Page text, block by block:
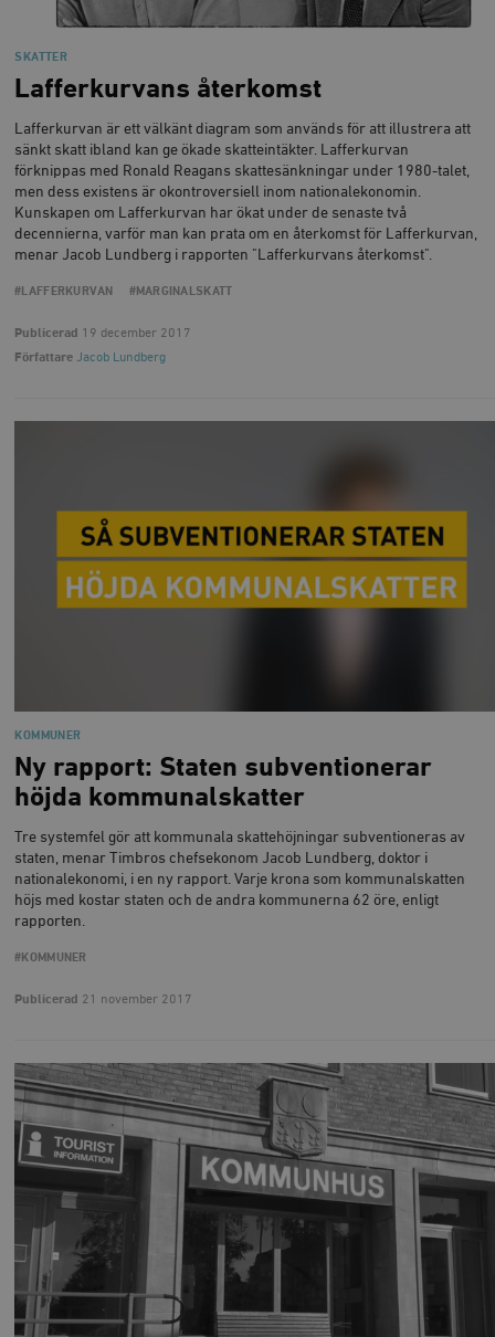
SKATTER
Lafferkurvans återkomst
Lafferkurvan är ett välkänt diagram som används för att illustrera att
sänkt skatt ibland kan ge ökade skatteintäkter. Lafferkurvan
förknippas med Ronald Reagans skattesänkningar under 1980-talet,
men dess existens är okontroversiell inom nationalekonomin.
Kunskapen om Lafferkurvan har ökat under de senaste två
decennierna, varför man kan prata om en återkomst för Lafferkurvan,
menar Jacob Lundberg i rapporten "Lafferkurvans återkomst".
#LAFFERKURVAN #MARGINALSKATT
Publicerad 19 december 2017
Författare Jacob Lundberg
KOMMUNER
Ny rapport: Staten subventionerar
höjda kommunalskatter
Tre systemfel gör att kommunala skattehöjningar subventioneras av
staten, menar Timbros chefsekonom Jacob Lundberg, doktor i
nationalekonomi, i en ny rapport. Varje krona som kommunalskatten
höjs med kostar staten och de andra kommunerna 62 öre, enligt
rapporten.
#KOMMUNER
Publicerad 21 november 2017